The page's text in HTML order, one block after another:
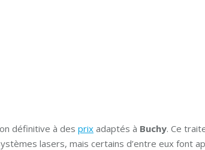
définitive à des prix adaptés à Buchy. Ce
lasers, mais certains d’entre eux font